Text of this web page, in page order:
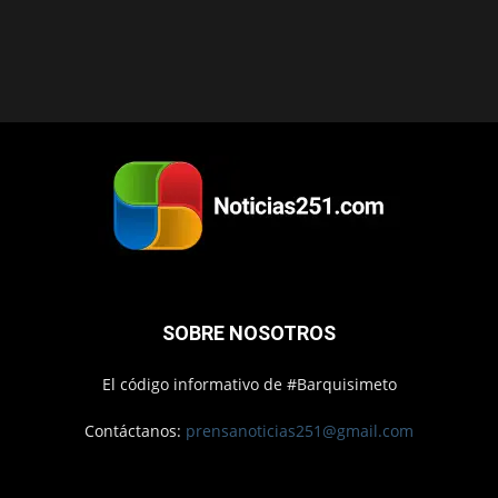
SOBRE NOSOTROS
El código informativo de #Barquisimeto
Contáctanos: prensanoticias251@gmail.com